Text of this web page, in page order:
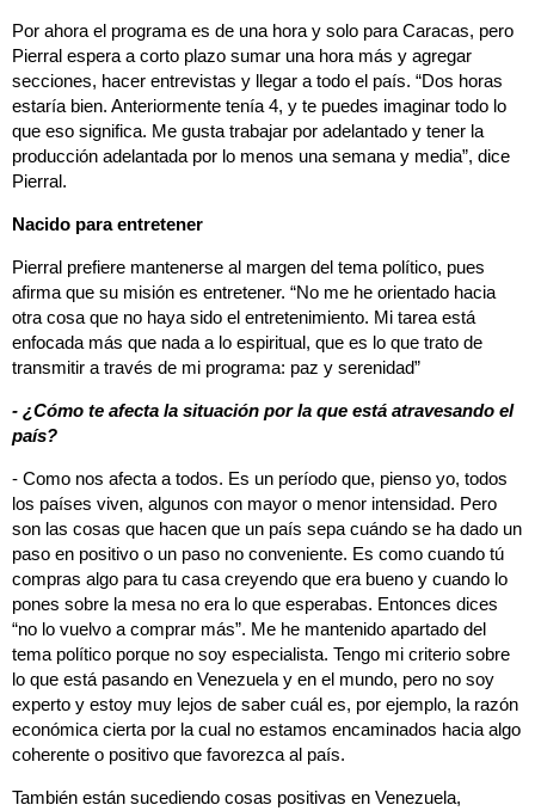
Por ahora el programa es de una hora y solo para Caracas, pero
Pierral espera a corto plazo sumar una hora más y agregar
secciones, hacer entrevistas y llegar a todo el país. “Dos horas
estaría bien. Anteriormente tenía 4, y te puedes imaginar todo lo
que eso significa. Me gusta trabajar por adelantado y tener la
producción adelantada por lo menos una semana y media”, dice
Pierral.
Nacido para entretener
Pierral prefiere mantenerse al margen del tema político, pues
afirma que su misión es entretener. “No me he orientado hacia
otra cosa que no haya sido el entretenimiento. Mi tarea está
enfocada más que nada a lo espiritual, que es lo que trato de
transmitir a través de mi programa: paz y serenidad”
- ¿Cómo te afecta la situación por la que está atravesando el
país?
- Como nos afecta a todos. Es un período que, pienso yo, todos
los países viven, algunos con mayor o menor intensidad. Pero
son las cosas que hacen que un país sepa cuándo se ha dado un
paso en positivo o un paso no conveniente. Es como cuando tú
compras algo para tu casa creyendo que era bueno y cuando lo
pones sobre la mesa no era lo que esperabas. Entonces dices
“no lo vuelvo a comprar más”. Me he mantenido apartado del
tema político porque no soy especialista. Tengo mi criterio sobre
lo que está pasando en Venezuela y en el mundo, pero no soy
experto y estoy muy lejos de saber cuál es, por ejemplo, la razón
económica cierta por la cual no estamos encaminados hacia algo
coherente o positivo que favorezca al país.
También están sucediendo cosas positivas en Venezuela,